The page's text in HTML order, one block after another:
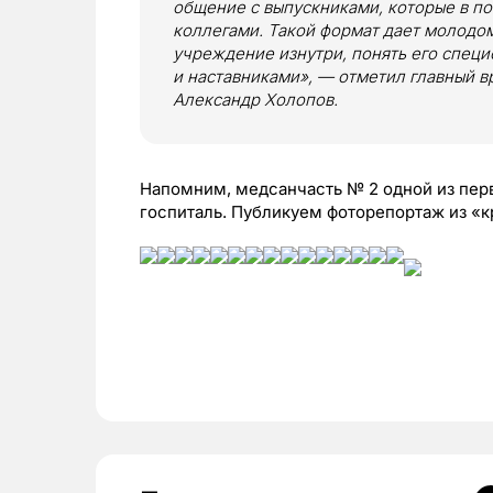
общение с выпускниками, которые в
коллегами. Такой формат дает
учреждение изнутри, понять его
и наставниками», — отметил главный
Александр Холопов.
Напомним, медсанчасть № 2 одной из
госпиталь. Публикуем фоторепортаж из